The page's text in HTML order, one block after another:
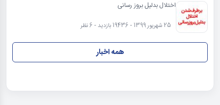
اختلال بدلیل بروز رسانی
25 شهریور 1399 - 19436 بازدید - 6 نظر
همه اخبار